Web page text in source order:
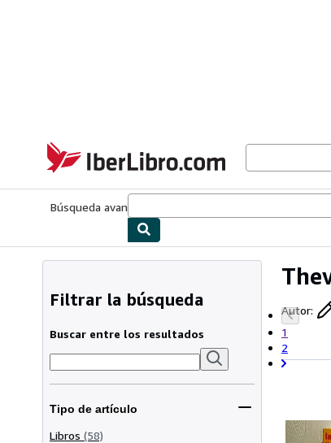
IberLibro.com
Búsqueda avanzada
Autor:
1
2
Filtrar la búsqueda
Buscar entre los resultados
Tipo de artículo
Libros (58)